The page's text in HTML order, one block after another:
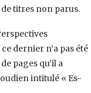
titres non ‎parus.
dernier n’a pas été
pages qu’il a
intitulé « Es-